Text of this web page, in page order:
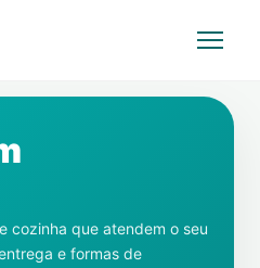
cozinha que atendem o seu
e formas de